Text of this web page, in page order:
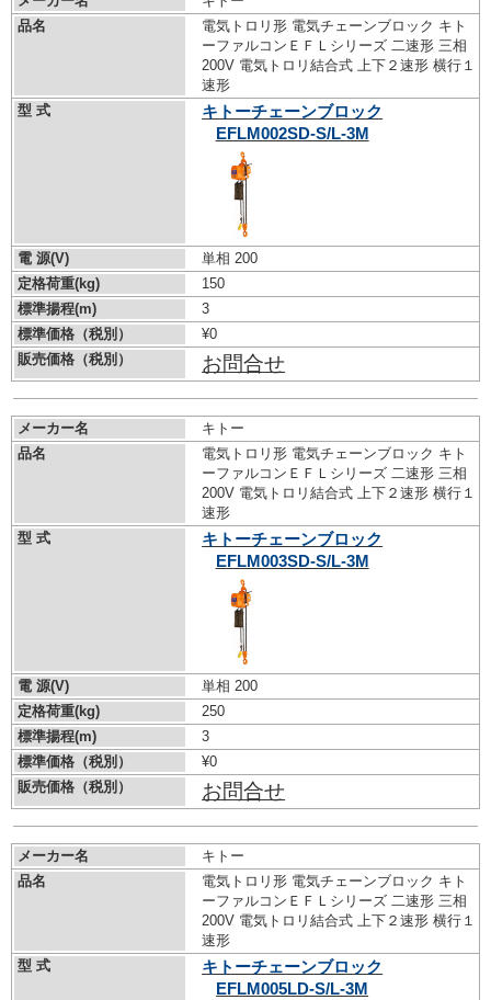
品名
電気トロリ形 電気チェーンブロック キト
ーファルコンＥＦＬシリーズ 二速形 三相
200V 電気トロリ結合式 上下２速形 横行１
速形
型 式
キトーチェーンブロック
EFLM002SD-S/L-3M
電 源(V)
単相 200
定格荷重(kg)
150
標準揚程(m)
3
標準価格（税別）
¥0
販売価格（税別）
お問合せ
メーカー名
キトー
品名
電気トロリ形 電気チェーンブロック キト
ーファルコンＥＦＬシリーズ 二速形 三相
200V 電気トロリ結合式 上下２速形 横行１
速形
型 式
キトーチェーンブロック
EFLM003SD-S/L-3M
電 源(V)
単相 200
定格荷重(kg)
250
標準揚程(m)
3
標準価格（税別）
¥0
販売価格（税別）
お問合せ
メーカー名
キトー
品名
電気トロリ形 電気チェーンブロック キト
ーファルコンＥＦＬシリーズ 二速形 三相
200V 電気トロリ結合式 上下２速形 横行１
速形
型 式
キトーチェーンブロック
EFLM005LD-S/L-3M